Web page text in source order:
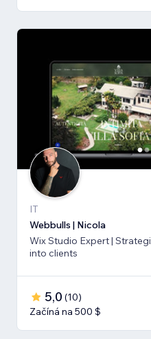
IT
Webbulls | Nicola
Wix Studio Expert |
into clients
5,0 (10)
Začíná na 500 $